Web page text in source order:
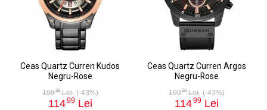
Ceas Quartz Curren Kudos
Negru-Rose
19999Lei (-43%)
11499Lei
Ceas Quartz Curren Argos
Negru-Rose
19999Lei (-43%)
11499Lei